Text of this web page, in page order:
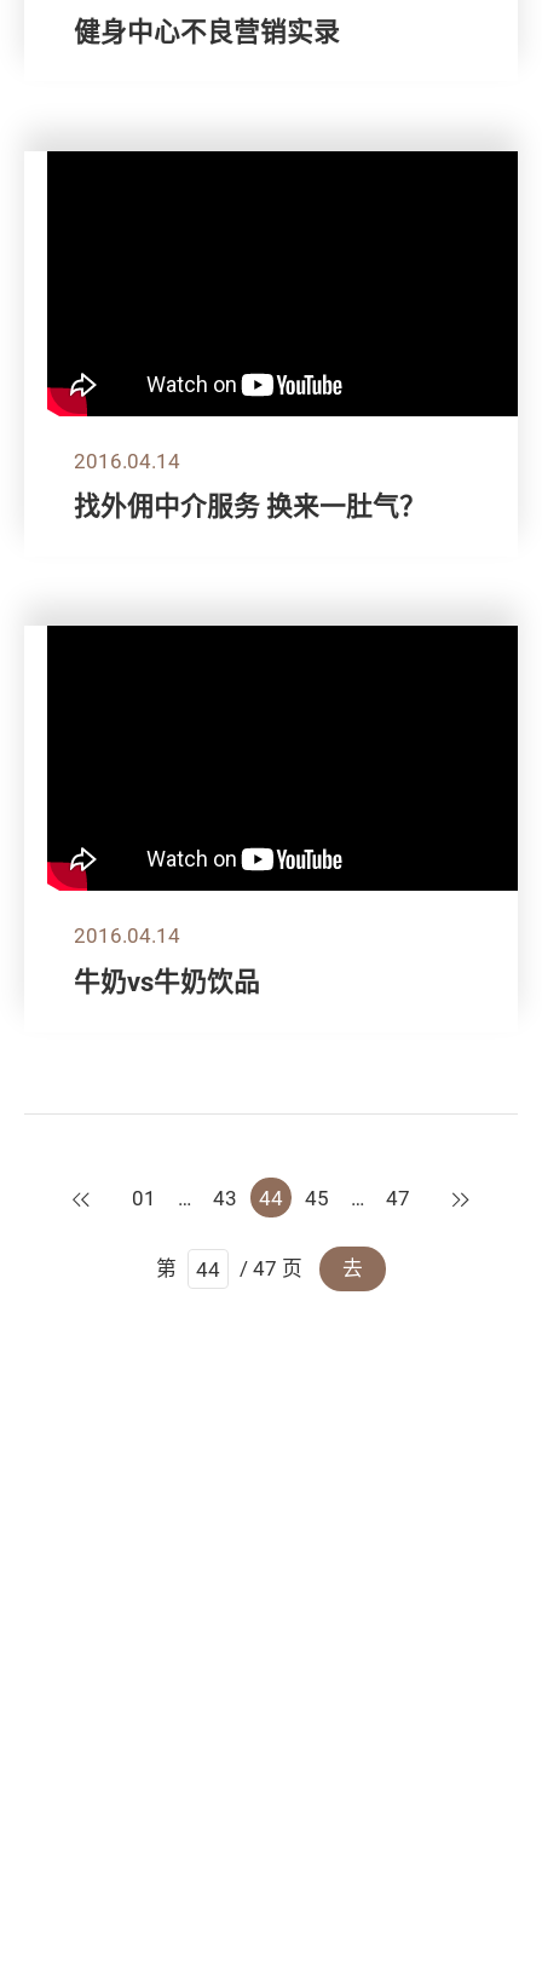
健身中心不良营销实录
2016.04.14
找外佣中介服务 换来一肚气？
2016.04.14
牛奶vs牛奶饮品
上一页
01 … 43 44 45 … 47 下一页
第 / 47 页 去